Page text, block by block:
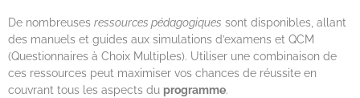
De nombreuses ressources pédagogiques sont disponibles, allant
des manuels et guides aux simulations d’examens et QCM
(Questionnaires à Choix Multiples). Utiliser une combinaison de
ces ressources peut maximiser vos chances de réussite en
couvrant tous les aspects du programme.